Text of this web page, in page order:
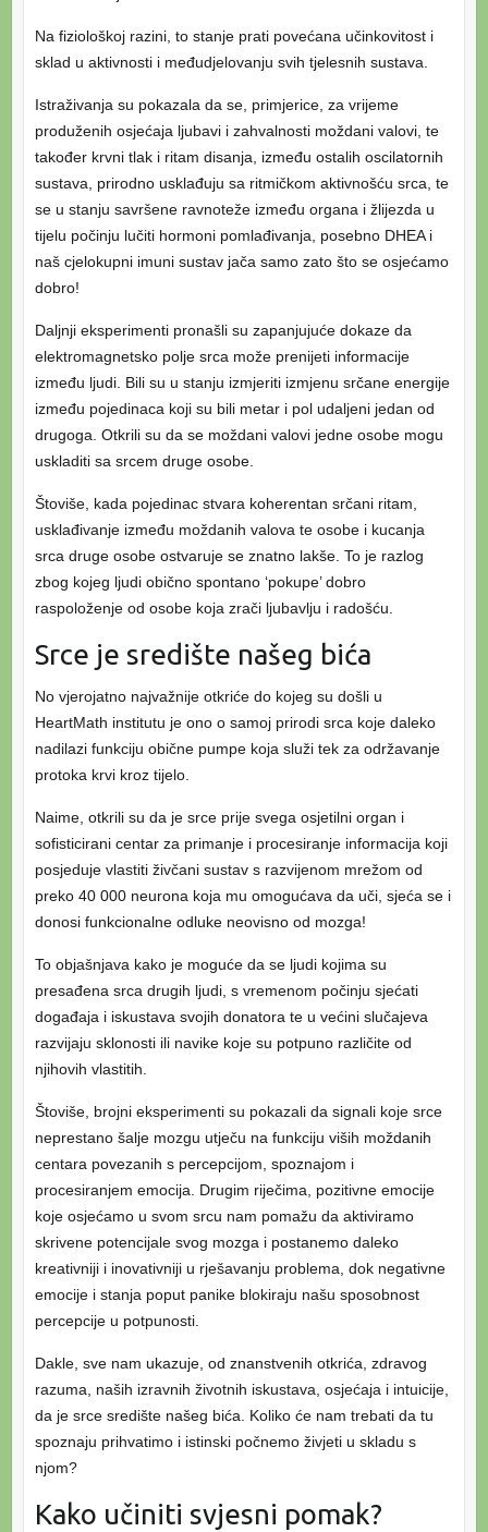
Na fiziološkoj razini, to stanje prati povećana učinkovitost i
sklad u aktivnosti i međudjelovanju svih tjelesnih sustava.
Istraživanja su pokazala da se, primjerice, za vrijeme
produženih osjećaja ljubavi i zahvalnosti moždani valovi, te
također krvni tlak i ritam disanja, između ostalih oscilatornih
sustava, prirodno usklađuju sa ritmičkom aktivnošću srca, te
se u stanju savršene ravnoteže između organa i žlijezda u
tijelu počinju lučiti hormoni pomlađivanja, posebno DHEA i
naš cjelokupni imuni sustav jača samo zato što se osjećamo
dobro!
Daljnji eksperimenti pronašli su zapanjujuće dokaze da
elektromagnetsko polje srca može prenijeti informacije
između ljudi. Bili su u stanju izmjeriti izmjenu srčane energije
između pojedinaca koji su bili metar i pol udaljeni jedan od
drugoga. Otkrili su da se moždani valovi jedne osobe mogu
uskladiti sa srcem druge osobe.
Štoviše, kada pojedinac stvara koherentan srčani ritam,
usklađivanje između moždanih valova te osobe i kucanja
srca druge osobe ostvaruje se znatno lakše. To je razlog
zbog kojeg ljudi obično spontano ‘pokupe’ dobro
raspoloženje od osobe koja zrači ljubavlju i radošću.
Srce je središte našeg bića
No vjerojatno najvažnije otkriće do kojeg su došli u
HeartMath institutu je ono o samoj prirodi srca koje daleko
nadilazi funkciju obične pumpe koja služi tek za održavanje
protoka krvi kroz tijelo.
Naime, otkrili su da je srce prije svega osjetilni organ i
sofisticirani centar za primanje i procesiranje informacija koji
posjeduje vlastiti živčani sustav s razvijenom mrežom od
preko 40 000 neurona koja mu omogućava da uči, sjeća se i
donosi funkcionalne odluke neovisno od mozga!
To objašnjava kako je moguće da se ljudi kojima su
presađena srca drugih ljudi, s vremenom počinju sjećati
događaja i iskustava svojih donatora te u većini slučajeva
razvijaju sklonosti ili navike koje su potpuno različite od
njihovih vlastitih.
Štoviše, brojni eksperimenti su pokazali da signali koje srce
neprestano šalje mozgu utječu na funkciju viših moždanih
centara povezanih s percepcijom, spoznajom i
procesiranjem emocija. Drugim riječima, pozitivne emocije
koje osjećamo u svom srcu nam pomažu da aktiviramo
skrivene potencijale svog mozga i postanemo daleko
kreativniji i inovativniji u rješavanju problema, dok negativne
emocije i stanja poput panike blokiraju našu sposobnost
percepcije u potpunosti.
Dakle, sve nam ukazuje, od znanstvenih otkrića, zdravog
razuma, naših izravnih životnih iskustava, osjećaja i intuicije,
da je srce središte našeg bića. Koliko će nam trebati da tu
spoznaju prihvatimo i istinski počnemo živjeti u skladu s
njom?
Kako učiniti svjesni pomak?